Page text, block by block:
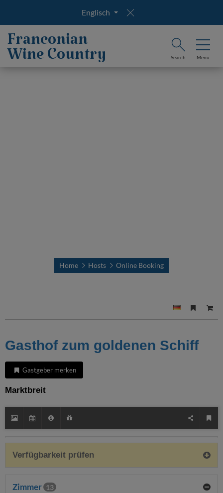
Englisch
Franconian
Wine Country Search Menu
Online Booking
Hosts
Home
Gasthof zum goldenen Schiff
Gastgeber merken
Marktbreit
Verfügbarkeit prüfen
Zimmer 13